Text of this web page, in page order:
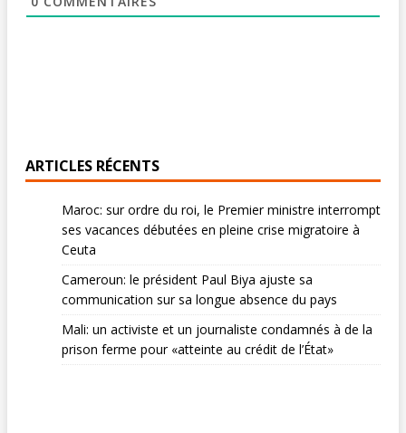
ARTICLES RÉCENTS
Maroc: sur ordre du roi, le Premier ministre interrompt
ses vacances débutées en pleine crise migratoire à
Ceuta
Cameroun: le président Paul Biya ajuste sa
communication sur sa longue absence du pays
Mali: un activiste et un journaliste condamnés à de la
prison ferme pour «atteinte au crédit de l’État»